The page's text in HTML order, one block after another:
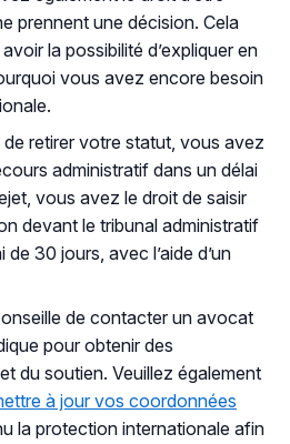
prennent une décision. Cela
la possibilité d’expliquer en
vous avez encore besoin
retirer votre statut, vous avez
administratif dans un délai
vous avez le droit de saisir
devant le tribunal administratif
30 jours, avec l’aide d’un
de contacter un avocat
pour obtenir des
du soutien. Veuillez également
à jour vos coordonnées
la protection internationale afin